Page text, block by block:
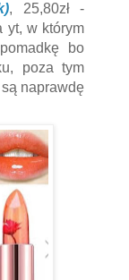
, 25,80zł -
yt, w którym
bo
poza tym
są naprawdę